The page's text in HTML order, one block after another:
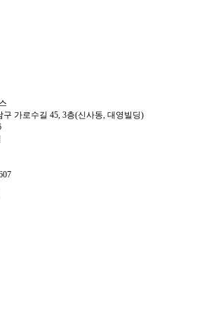
가로수길 45, 3층(신사동, 대영빌딩)